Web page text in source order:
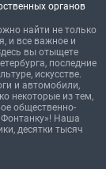
органов
найти не только
и все важное и
вы отыщете
последние
искусстве.
и автомобили,
некоторые из тем,
общественно-
Наша
десятки тысяч